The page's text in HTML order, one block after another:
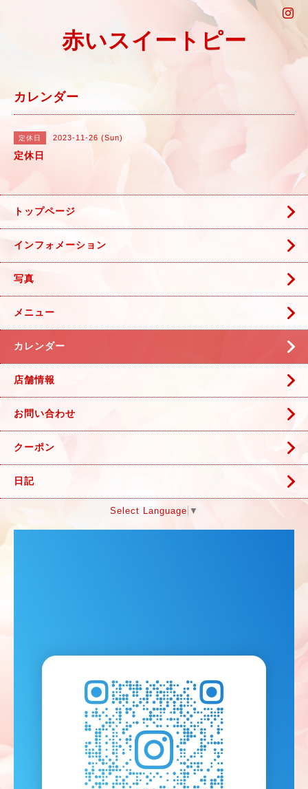
赤いスイートピー
カレンダー
定休日 2023-11-26 (Sun)
定休日
トップページ
インフォメーション
写真
メニュー
カレンダー
店舗情報
お問い合わせ
クーポン
日記
Select Language ▼